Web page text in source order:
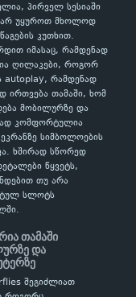
პირველ სესიაში
არ უყუროთ მხოლოდ
კუთხით.
იმასაც, რამდენად
ღილაკები, როგორ
autoplay, რამდენად
ირთვება თამაში, ხომ
მობილურზე და
კომფორტულია
სიმბოლოების
ხშირად სწორედ
წყვეტს,
თუ არა
სლოტს
თამაში
და
შეგიძლიათ